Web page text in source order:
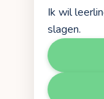
Ik wil
slagen.